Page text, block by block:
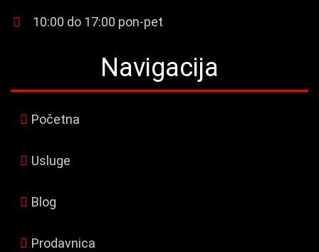
10:00 do 17:00 pon-pet
Navigacija
Početna
Usluge
Blog
Prodavnica